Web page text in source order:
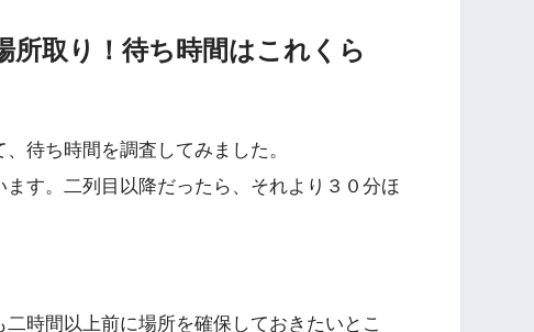
取り！待ち時間はこれくら
待ち時間を調査してみました。
す。二列目以降だったら、それより３０分ほ
時間以上前に場所を確保しておきたいとこ